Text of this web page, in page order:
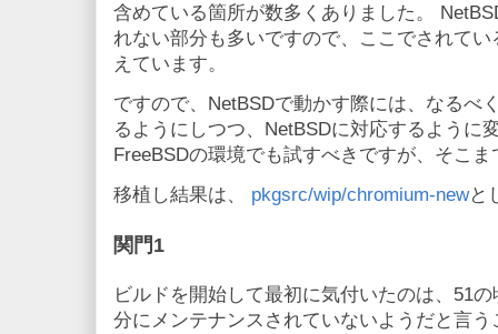
含めている箇所が数多くありました。
れない部分も多いですので、ここでされて
えています。
ですので、NetBSDで動かす際には、なるべ
るようにしつつ、NetBSDに対応するように
FreeBSDの環境でも試すべきですが、そこ
移植し結果は、
pkgsrc/wip/chromium-newと
関門1
ビルドを開始して最初に気付いたのは、51
分にメンテナンスされていないようだと言